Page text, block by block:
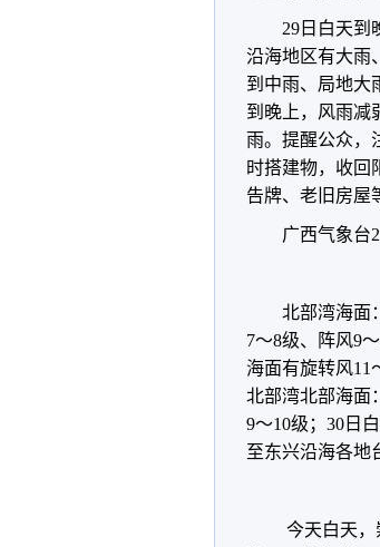
29日白天到
沿海地区有大雨
到中雨、局地大
到晚上，风雨减
雨。提醒公众，
时搭建物，收回
告牌、老旧房屋
广西气象台
北部湾海面
7～8级、阵风9
海面有旋转风11
北部湾北部海面
9～10级；30日
至东兴沿海各地
今天白天